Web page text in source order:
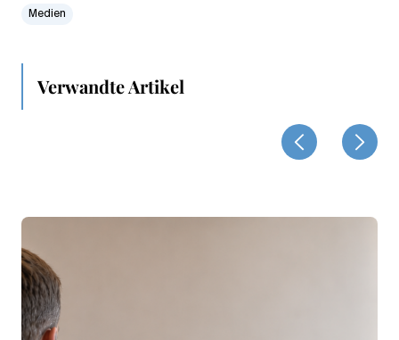
Medien
Verwandte Artikel